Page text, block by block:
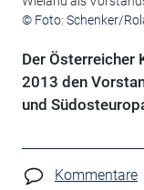
© Foto: Schenker/
Der Österreicher
2013 den
und
Kommentare